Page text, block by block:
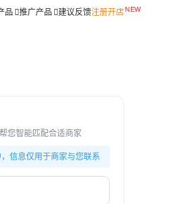
品 推广产品 建议反馈注册开店
您智能匹配合适商家
信息仅用于商家与您联系